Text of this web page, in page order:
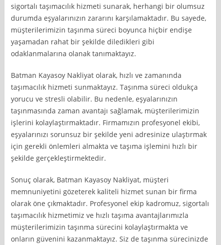
sigortalı taşımacılık hizmeti sunarak, herhangi bir olumsuz
durumda eşyalarınızın zararını karşılamaktadır. Bu sayede,
müşterilerimizin taşınma süreci boyunca hiçbir endişe
yaşamadan rahat bir şekilde diledikleri gibi
odaklanmalarına olanak tanımaktayız.
Batman Kayasoy Nakliyat olarak, hızlı ve zamanında
taşımacılık hizmeti sunmaktayız. Taşınma süreci oldukça
yorucu ve stresli olabilir. Bu nedenle, eşyalarınızın
taşınmasında zaman avantajı sağlamak, müşterilerimizin
işlerini kolaylaştırmaktadır. Firmamızın profesyonel ekibi,
eşyalarınızı sorunsuz bir şekilde yeni adresinize ulaştırmak
için gerekli önlemleri almakta ve taşıma işlemini hızlı bir
şekilde gerçekleştirmektedir.
Sonuç olarak, Batman Kayasoy Nakliyat, müşteri
memnuniyetini gözeterek kaliteli hizmet sunan bir firma
olarak öne çıkmaktadır. Profesyonel ekip kadromuz, sigortalı
taşımacılık hizmetimiz ve hızlı taşıma avantajlarımızla
müşterilerimizin taşınma sürecini kolaylaştırmakta ve
onların güvenini kazanmaktayız. Siz de taşınma sürecinizde